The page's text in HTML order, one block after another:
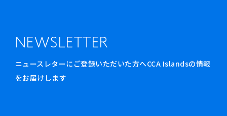
NEWSLETTER
ニュースレターにご登録いただいた方へCCA Islandsの情報
をお届けします